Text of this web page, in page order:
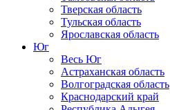
Тверская область
Тульская область
Ярославская область
Юг
Весь Юг
Астраханская область
Волгоградская область
Краснодарский край